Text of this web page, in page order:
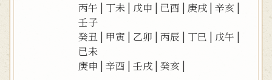
丙午 | 丁未 | 戊申 | 已酉 | 庚戌 |辛亥 |
壬子
癸丑 | 甲寅 | 乙卯 |丙辰 | 丁巳 | 戊午 |
已未
庚申 |辛酉 |壬戌 |癸亥 |